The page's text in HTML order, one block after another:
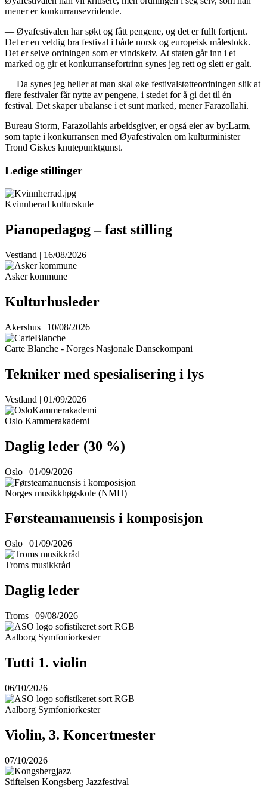
mener er konkurransevridende.
— Øyafestivalen har søkt og fått pengene, og det er fullt fortjent.
Det er en veldig bra festival i både norsk og europeisk målestokk.
Det er selve ordningen som er vindskeiv. At staten går inn i et
marked og gir et konkurransefortrinn synes jeg rett og slett er galt.
— Da synes jeg heller at man skal øke festivalstøtteordningen slik at
flere festivaler får nytte av pengene, i stedet for å gi det til én
festival. Det skaper ubalanse i et sunt marked, mener Farazollahi.
Bureau Storm, Farazollahis arbeidsgiver, er også eier av by:Larm,
som tapte i konkurransen med Øyafestivalen om kulturminister
Trond Giskes knutepunktgunst.
Ledige stillinger
Kvinnherad kulturskule
Pianopedagog – fast stilling
Vestland | 16/08/2026
Asker kommune
Kulturhusleder
Akershus | 10/08/2026
Carte Blanche - Norges Nasjonale Dansekompani
Tekniker med spesialisering i lys
Vestland | 01/09/2026
Oslo Kammerakademi
Daglig leder (30 %)
Oslo | 01/09/2026
Norges musikkhøgskole (NMH)
Førsteamanuensis i komposisjon
Oslo | 01/09/2026
Troms musikkråd
Daglig leder
Troms | 09/08/2026
Aalborg Symfoniorkester
Tutti 1. violin
06/10/2026
Aalborg Symfoniorkester
Violin, 3. Koncertmester
07/10/2026
Stiftelsen Kongsberg Jazzfestival